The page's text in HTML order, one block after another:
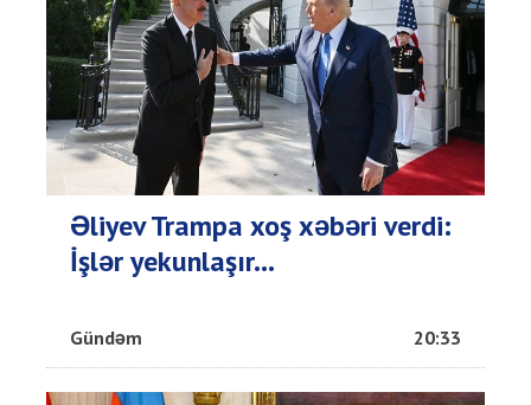
Əliyev Trampa xoş xəbəri verdi:
İşlər yekunlaşır...
Gündəm 20:33